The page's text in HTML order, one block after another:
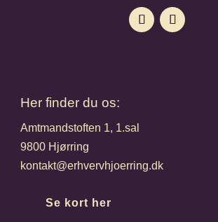
Her finder du os:
Amtmandstoften 1, 1.sal
9800 Hjørring
kontakt@erhvervhjoerring.dk
Se kort her